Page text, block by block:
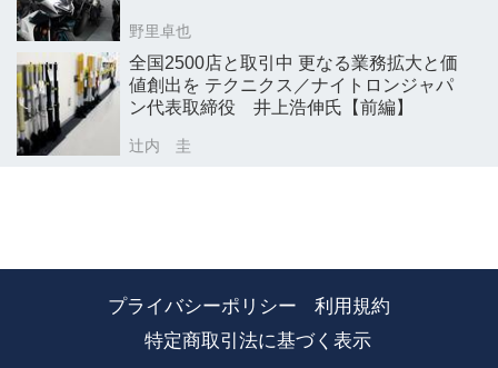
野里卓也
全国2500店と取引中 更なる業務拡大と価
値創出を テクニクス／ナイトロンジャパ
ン代表取締役 井上浩伸氏【前編】
辻内 圭
プライバシーポリシー
利用規約
特定商取引法に基づく表示